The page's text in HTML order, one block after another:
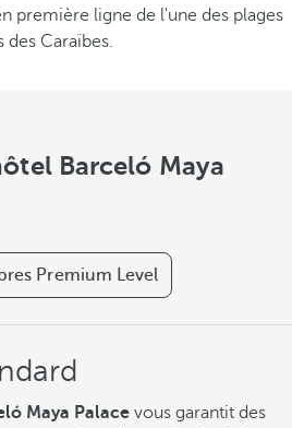
première ligne de l'une des plages
des Caraïbes.
Barceló Maya
Premium Level
Maya Palace vous garantit des